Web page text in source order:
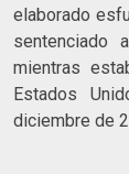
elaborado
sentenciado
mientras
Estados
diciembre de